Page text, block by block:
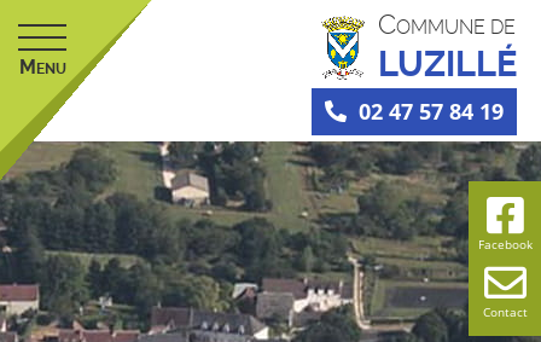
Facebook
Contact
M ENU
COMMUNE DE
LUZILLÉ
02 47 57 84 19